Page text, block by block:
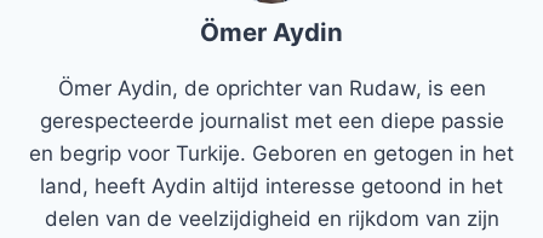
Ömer Aydin
Ömer Aydin, de oprichter van Rudaw, is een
gerespecteerde journalist met een diepe passie
en begrip voor Turkije. Geboren en getogen in het
land, heeft Aydin altijd interesse getoond in het
delen van de veelzijdigheid en rijkdom van zijn